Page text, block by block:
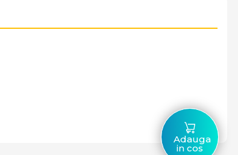
Adauga
in cos